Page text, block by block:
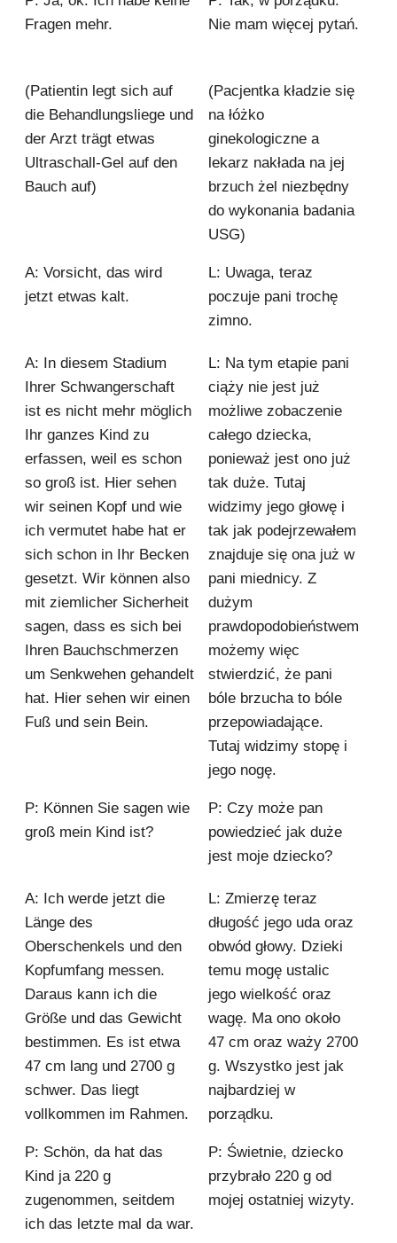
Fragen mehr.
Nie mam więcej pytań.
(Patientin legt sich auf
die Behandlungsliege und
der Arzt trägt etwas
Ultraschall-Gel auf den
Bauch auf)
(Pacjentka kładzie się
na łóżko
ginekologiczne a
lekarz nakłada na jej
brzuch żel niezbędny
do wykonania badania
USG)
A: Vorsicht, das wird
jetzt etwas kalt.
L: Uwaga, teraz
poczuje pani trochę
zimno.
A: In diesem Stadium
Ihrer Schwangerschaft
ist es nicht mehr möglich
Ihr ganzes Kind zu
erfassen, weil es schon
so groß ist. Hier sehen
wir seinen Kopf und wie
ich vermutet habe hat er
sich schon in Ihr Becken
gesetzt. Wir können also
mit ziemlicher Sicherheit
sagen, dass es sich bei
Ihren Bauchschmerzen
um Senkwehen gehandelt
hat. Hier sehen wir einen
Fuß und sein Bein.
L: Na tym etapie pani
ciąży nie jest już
możliwe zobaczenie
całego dziecka,
ponieważ jest ono już
tak duże. Tutaj
widzimy jego głowę i
tak jak podejrzewałem
znajduje się ona już w
pani miednicy. Z
dużym
prawdopodobieństwem
możemy więc
stwierdzić, że pani
bóle brzucha to bóle
przepowiadające.
Tutaj widzimy stopę i
jego nogę.
P: Können Sie sagen wie
groß mein Kind ist?
P: Czy może pan
powiedzieć jak duże
jest moje dziecko?
A: Ich werde jetzt die
Länge des
Oberschenkels und den
Kopfumfang messen.
Daraus kann ich die
Größe und das Gewicht
bestimmen. Es ist etwa
47 cm lang und 2700 g
schwer. Das liegt
vollkommen im Rahmen.
L: Zmierzę teraz
długość jego uda oraz
obwód głowy. Dzieki
temu mogę ustalic
jego wielkość oraz
wagę. Ma ono około
47 cm oraz waży 2700
g. Wszystko jest jak
najbardziej w
porządku.
P: Schön, da hat das
Kind ja 220 g
zugenommen, seitdem
ich das letzte mal da war.
P: Świetnie, dziecko
przybrało 220 g od
mojej ostatniej wizyty.